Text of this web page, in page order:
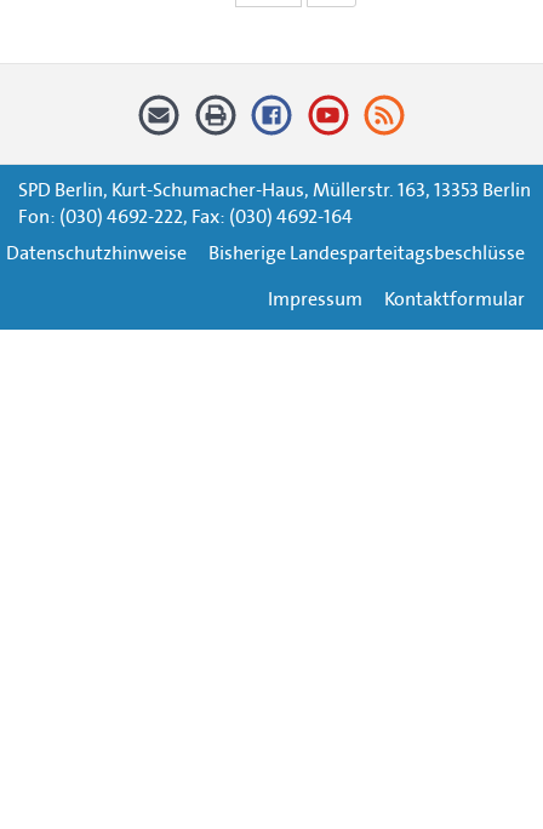
SPD Berlin, Kurt-Schumacher-Haus, Müllerstr. 163, 13353 Berlin
Fon: (030) 4692-222, Fax: (030) 4692-164
Datenschutzhinweise
Bisherige Landesparteitagsbeschlüsse
Impressum
Kontaktformular